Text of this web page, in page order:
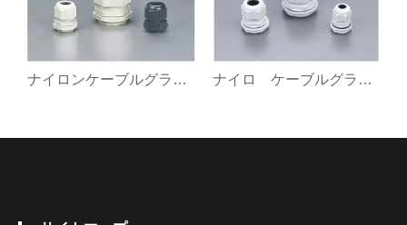
ナイロンケーブルグランド PGネジ ナイロ ケーブルグランド PGネジ（新型）